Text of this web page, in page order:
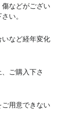
などがござい
い。
など経年変化
ご購入下さ
用意できない